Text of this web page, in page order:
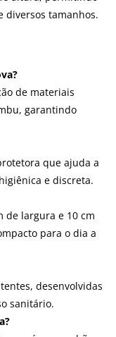
diversos tamanhos.
de materiais
garantindo
que ajuda a
e discreta.
de largura e 10 cm
para o dia a
desenvolvidas
sanitário.